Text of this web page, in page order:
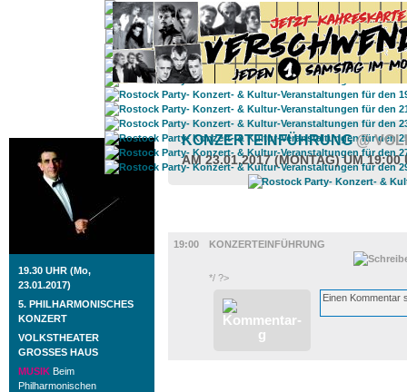
ROSTOCK TAGESTIPP
19.30 UHR (Mo,
23.01.2017)
5. PHILHARMONISCHES
KONZERT
VOLKSTHEATER
GROSSES HAUS
MUSIK Beim
Philharmonischen
KONZERTEINFÜHRUNG@
AM 23.01.2017 (MONTAG) UM 19:00
19:00
KONZERTEINFÜHRUNG
*/ ?>